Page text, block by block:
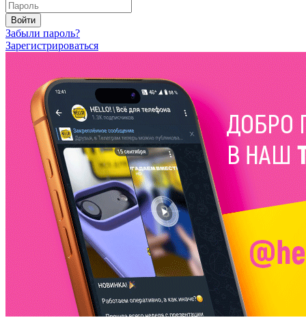
Войти
Забыли пароль?
Зарегистрироваться